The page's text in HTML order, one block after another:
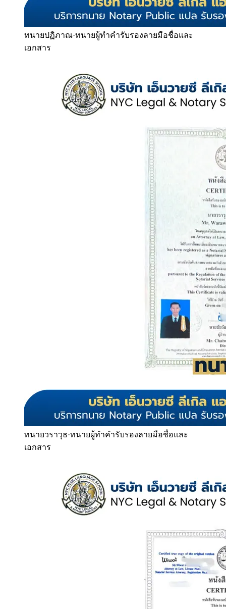
ทนายปฏิภาณ·ทนายผู้ทำคำรับรองลายมือชื่อและ
เอกสาร
ทนายวราวุธ·ทนายผู้ทำคำรับรองลายมือชื่อและ
เอกสาร